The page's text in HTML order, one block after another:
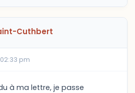
Cuthbert
pm
à ma lettre, je passe